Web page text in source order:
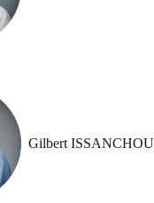
Gilbert ISSANCHOU